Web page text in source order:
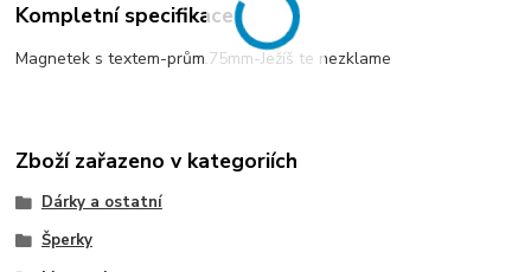
Kompletní specifikace
Magnetek s textem-prům.75mm-Ježíš te nezklame
Zboží zařazeno v kategoriích
Dárky a ostatní
Šperky